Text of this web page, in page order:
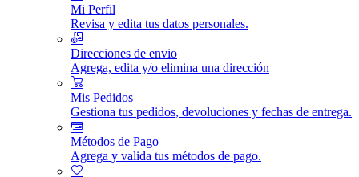
Mi Perfil
Revisa y edita tus datos personales.
Direcciones de envio
Agrega, edita y/o elimina una dirección
Mis Pedidos
Gestiona tus pedidos, devoluciones y fechas de entrega.
Métodos de Pago
Agrega y valida tus métodos de pago.